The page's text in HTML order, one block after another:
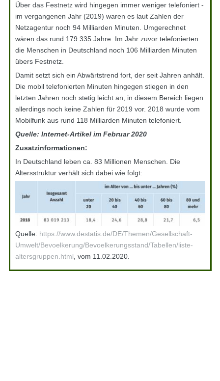
Über das Festnetz wird hingegen immer weniger telefoniert -
im vergangenen Jahr (2019) waren es laut Zahlen der
Netzagentur noch 94 Milliarden Minuten. Umgerechnet
wären das rund 179.335 Jahre. Im Jahr zuvor telefonierten
die Menschen in Deutschland noch 106 Milliarden Minuten
übers Festnetz.
Damit setzt sich ein Abwärtstrend fort, der seit Jahren anhält.
Die mobil telefonierten Minuten hingegen stiegen in den
letzten Jahren noch stetig leicht an, in diesem Bereich liegen
allerdings noch keine Zahlen für 2019 vor. 2018 wurde vom
Mobilfunk aus rund 118 Milliarden Minuten telefoniert.
Quelle: Internet-Artikel im Februar 2020
Zusatzinformationen:
In Deutschland leben ca. 83 Millionen Menschen. Die
Altersstruktur verhält sich dabei wie folgt:
Quelle: https://www.destatis.de/DE/Themen/Gesellschaft-
Umwelt/Bevoelkerung/Bevoelkerungsstand/Tabellen/liste-
altersgruppen.html, vom 11.02.2020.